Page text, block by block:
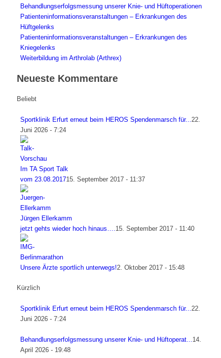
Behandlungserfolgsmessung unserer Knie- und Hüftoperationen
Patienteninformationsveranstaltungen – Erkrankungen des
Hüftgelenks
Patienteninformationsveranstaltungen – Erkrankungen des
Kniegelenks
Weiterbildung im Arthrolab (Arthrex)
Neueste Kommentare
Beliebt
Sportklinik Erfurt erneut beim HEROS Spendenmarsch für... 22.
Juni 2026 - 7:24
Im TA Sport Talk
vom 23.08.201715. September 2017 - 11:37
Jürgen Ellerkamm
jetzt gehts wieder hoch hinaus…. 15. September 2017 - 11:40
Unsere Ärzte sportlich unterwegs!2. Oktober 2017 - 15:48
Kürzlich
Sportklinik Erfurt erneut beim HEROS Spendenmarsch für... 22.
Juni 2026 - 7:24
Behandlungserfolgsmessung unserer Knie- und Hüftoperat... 14.
April 2026 - 19:48